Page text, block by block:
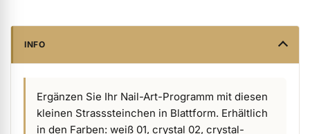
Beauty Accessoires anzeigen
Verpackungen & Verkaufshilfen anzeigen
INFO
Ergänzen Sie Ihr Nail-Art-Programm mit diesen
kleinen Strasssteinchen in Blattform. Erhältlich
in den Farben: weiß 01, crystal 02, crystal-